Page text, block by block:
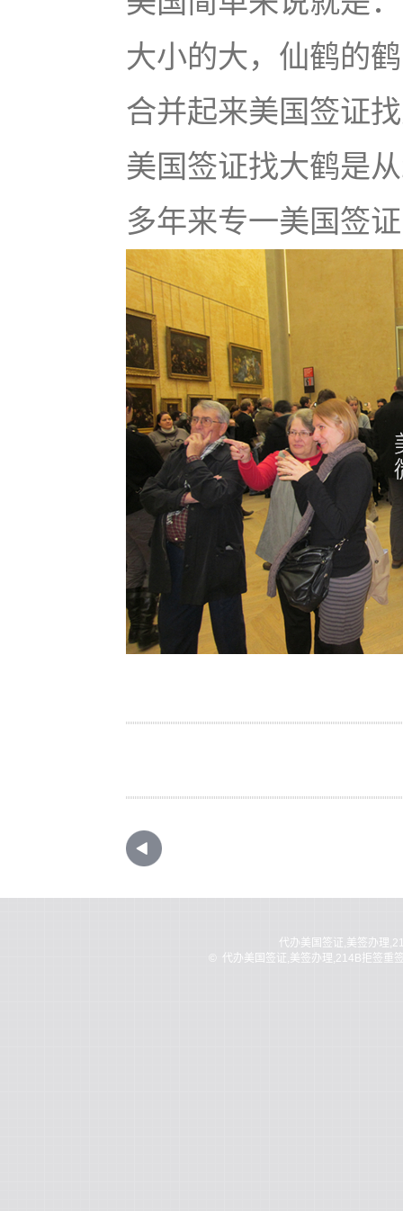
大小的大，仙鹤的
合并起来美国签证
美国签证找大鹤是
多年来专一美国签
代办美国签证,美签办理
代办美国签证,美签办理,214B拒签重